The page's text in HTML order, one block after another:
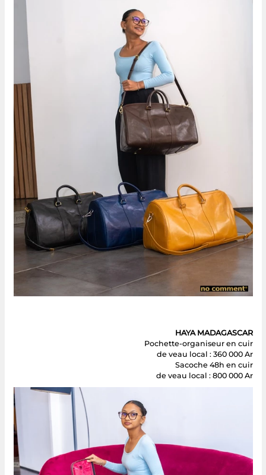
HAYA MADAGASCAR
Pochette-organiseur en cuir
de veau local : 360 000 Ar
Sacoche 48h en cuir
de veau local : 800 000 Ar